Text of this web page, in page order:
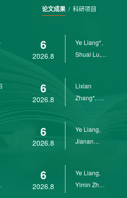
论文成果/ 科研项目
6
2026.8
Ye Liang*,
Shuai Lu,
6
2026.8
Lixian
Zhang*, Ye
6
2026.8
Ye Liang,
Jianan
6
2026.8
Ye Liang,
Yimin Zhu,